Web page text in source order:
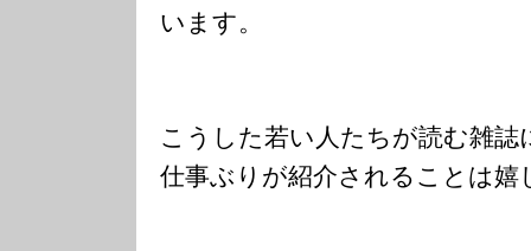
います。
こうした若い人たちが読む雑誌
仕事ぶりが紹介されることは嬉